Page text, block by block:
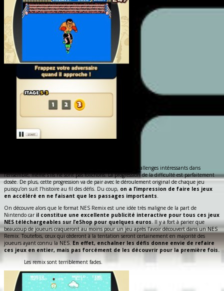
Comme dit plus haut, Ultimate NES Remix propose des challenges intéressants dans
l’ensemble, même s’ils ne sont pas folichons. La progression de la difficulté est parfaitement
dosée. De plus, cette progression va de pair avec le déroulement original de chaque jeu
puisqu’on suit l’histoire au fil des défis. Du coup, on a l’impression de faire les jeux
en accéléré en ne faisant que les passages importants.
On découvre alors que le format NES Remix est une idée très maligne de la part de
Nintendo car il constitue une excellente publicité interactive pour tous ces jeux
NES téléchargeables sur l’eShop pour quelques euros. Il y a fort à parier que
beaucoup de joueurs craqueront au moins pour un jeu après l’avoir découvert dans un NES
Remix. Toutefois, ceux qui cèderont à la tentation seront certainement en majorité des
joueurs ayant connu la NES.En effet, enchaîner les défis donne envie de refaire
ces jeux en entier, mais pas forcément de les découvrir pour la première fois.
Les remix sont terriblement fades.